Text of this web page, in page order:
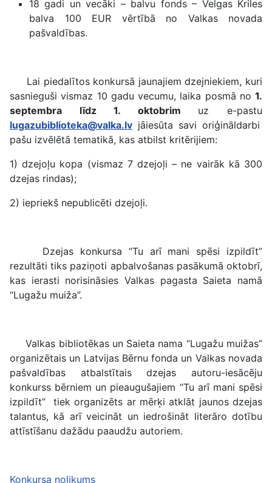
18 gadi un vecāki – balvu fonds – Velgas Kriles
balva 100 EUR vērtībā no Valkas novada
pašvaldības.
Lai piedalītos konkursā jaunajiem dzejniekiem, kuri
sasnieguši vismaz 10 gadu vecumu, laika posmā no 1.
septembra līdz 1. oktobrim uz e-pastu
lugazubiblioteka@valka.lv jāiesūta savi oriģināldarbi
pašu izvēlētā tematikā, kas atbilst kritērijiem:
1) dzejoļu kopa (vismaz 7 dzejoļi – ne vairāk kā 300
dzejas rindas);
2) iepriekš nepublicēti dzejoļi.
Dzejas konkursa “Tu arī mani spēsi izpildīt”
rezultāti tiks paziņoti apbalvošanas pasākumā oktobrī,
kas ierasti norisināsies Valkas pagasta Saieta namā
“Lugažu muiža”.
Valkas bibliotēkas un Saieta nama “Lugažu muižas”
organizētais un Latvijas Bērnu fonda un Valkas novada
pašvaldības atbalstītais dzejas autoru-iesācēju
konkurss bērniem un pieaugušajiem “Tu arī mani spēsi
izpildīt” tiek organizēts ar mērķi atklāt jaunos dzejas
talantus, kā arī veicināt un iedrošināt literāro dotību
attīstīšanu dažādu paaudžu autoriem.
Konkursa nolikums